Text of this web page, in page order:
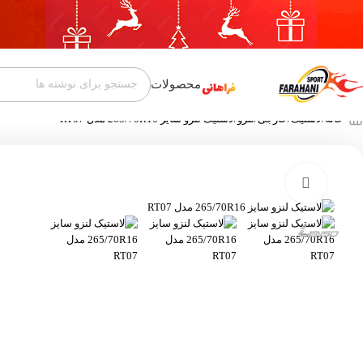
محصولات
خانه لاستیک خارجی لنزو لاستیک لنزو سایز 265/70R16 مدل RT07